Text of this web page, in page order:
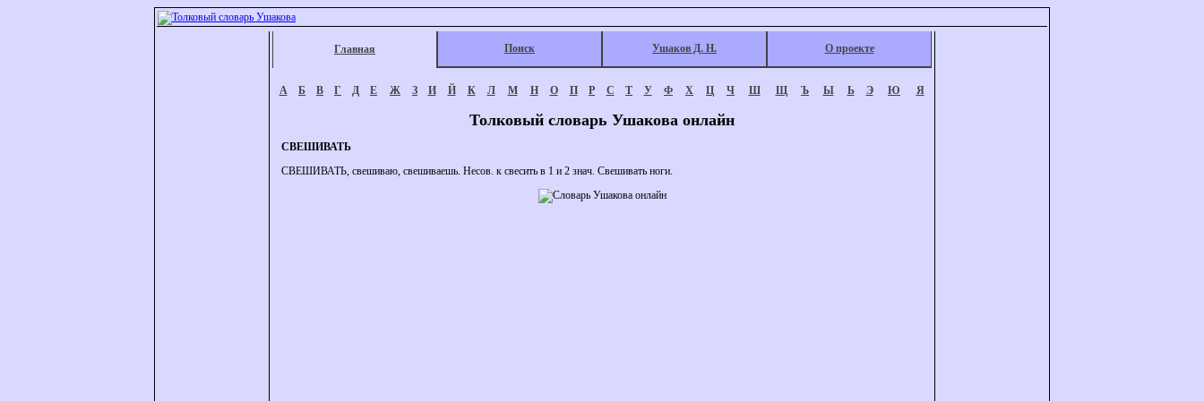
Главная Поиск Ушаков Д. Н. О проекте
А Б В Г Д Е Ж З И Й К Л М Н О П Р С Т У Ф Х Ц Ч Ш Щ Ъ Ы Ь Э Ю Я
Толковый словарь Ушакова онлайн
СВЕШИВАТЬ
СВЕШИВАТЬ, свешиваю, свешиваешь. Несов. к свесить в 1 и 2 знач. Свешивать ноги.